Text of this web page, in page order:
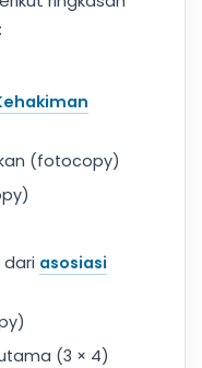
(fotocopy)
asosiasi
(3 × 4)